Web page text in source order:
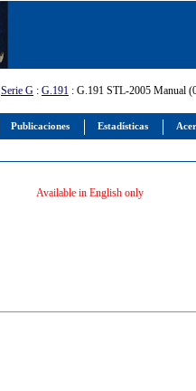
Publicaciones Estadísticas
Serie G : G.191 : G.191 STL-2005 Manual
Available in English only